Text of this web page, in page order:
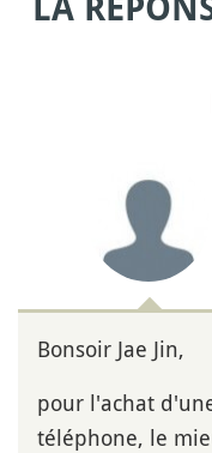
LA
Bonsoir Jae Jin,
pour l'achat
téléphone, le